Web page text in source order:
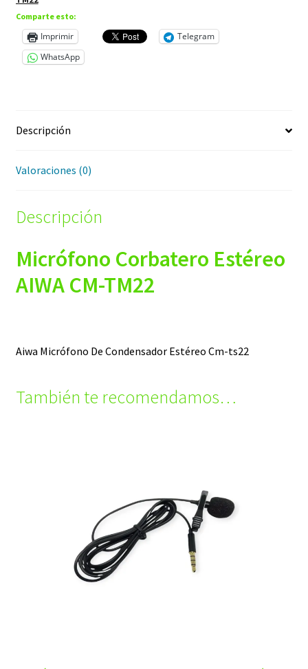
Comparte esto:
Imprimir
Telegram
WhatsApp
Descripción
Valoraciones (0)
Descripción
Micrófono Corbatero Estéreo
AIWA CM-TM22
Aiwa Micrófono De Condensador Estéreo Cm-ts22
También te recomendamos…